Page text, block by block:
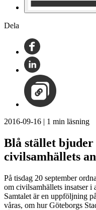
Dela
2016-09-16 | 1 min läsning
Blå stället
civilsamhällets
På tisdag 20 september
om civilsamhällets insatser i
Samtalet är en uppföljning
våras, om hur Göteborgs